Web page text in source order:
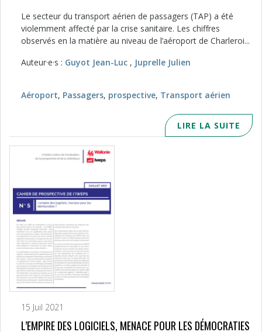
Le secteur du transport aérien de passagers (TAP) a été
violemment affecté par la crise sanitaire. Les chiffres
observés en la matière au niveau de l’aéroport de Charleroi...
Auteur·e·s : Guyot Jean-Luc , Juprelle Julien
Aéroport, Passagers, prospective, Transport aérien
LIRE LA SUITE
15 Juil 2021
L’EMPIRE DES LOGICIELS, MENACE POUR LES DÉMOCRATIES